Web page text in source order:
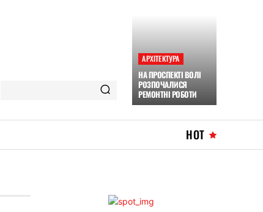
АРХІТЕКТУРА
НА ПРОСПЕКТІ ВОЛІ
РОЗПОЧАЛИСЯ
РЕМОНТНІ РОБОТИ
HOT